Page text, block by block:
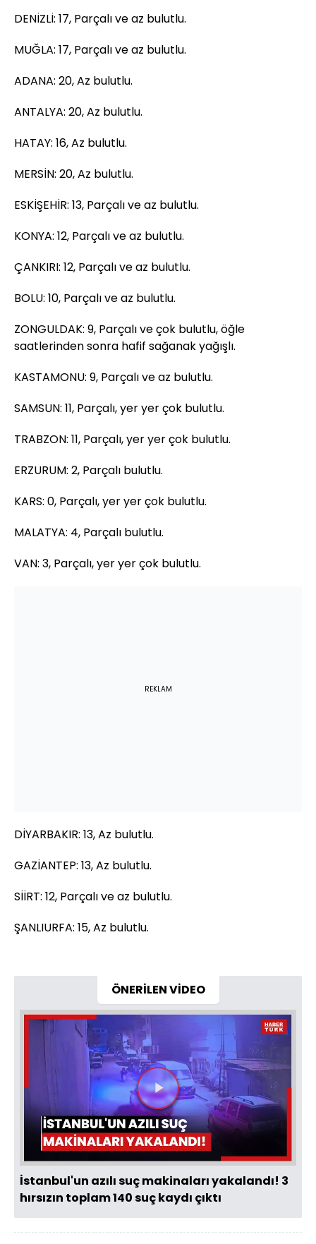
DENİZLİ: 17, Parçalı ve az bulutlu.
MUĞLA: 17, Parçalı ve az bulutlu.
ADANA: 20, Az bulutlu.
ANTALYA: 20, Az bulutlu.
HATAY: 16, Az bulutlu.
MERSİN: 20, Az bulutlu.
ESKİŞEHİR: 13, Parçalı ve az bulutlu.
KONYA: 12, Parçalı ve az bulutlu.
ÇANKIRI: 12, Parçalı ve az bulutlu.
BOLU: 10, Parçalı ve az bulutlu.
ZONGULDAK: 9, Parçalı ve çok bulutlu, öğle
saatlerinden sonra hafif sağanak yağışlı.
KASTAMONU: 9, Parçalı ve az bulutlu.
SAMSUN: 11, Parçalı, yer yer çok bulutlu.
TRABZON: 11, Parçalı, yer yer çok bulutlu.
ERZURUM: 2, Parçalı bulutlu.
KARS: 0, Parçalı, yer yer çok bulutlu.
MALATYA: 4, Parçalı bulutlu.
VAN: 3, Parçalı, yer yer çok bulutlu.
REKLAM
DİYARBAKIR: 13, Az bulutlu.
GAZİANTEP: 13, Az bulutlu.
SİİRT: 12, Parçalı ve az bulutlu.
ŞANLIURFA: 15, Az bulutlu.
ÖNERİLEN VİDEO
Videoyu
Oynat
İstanbul'un azılı suç makinaları yakalandı! 3
hırsızın toplam 140 suç kaydı çıktı